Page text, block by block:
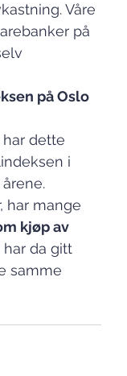
Våre
på
på Oslo
dette
i
har mange
kjøp av
da gitt
samme